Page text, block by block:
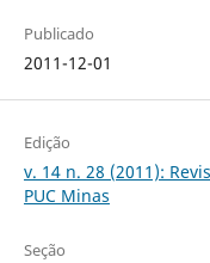
Publicado
2011-12-01
Edição
v. 14 n. 28 (2011):
PUC Minas
Seção